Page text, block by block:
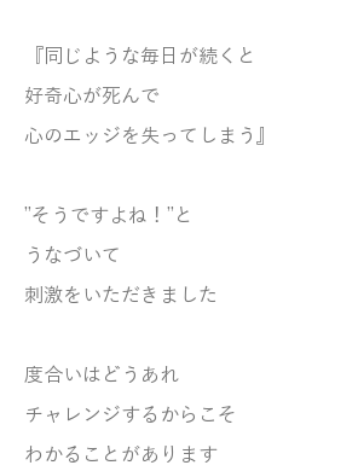
『同じような毎日が続くと
好奇心が死んで
心のエッジを失ってしまう』
”そうですよね！”と
うなづいて
刺激をいただきました
度合いはどうあれ
チャレンジするからこそ
わかることがあります